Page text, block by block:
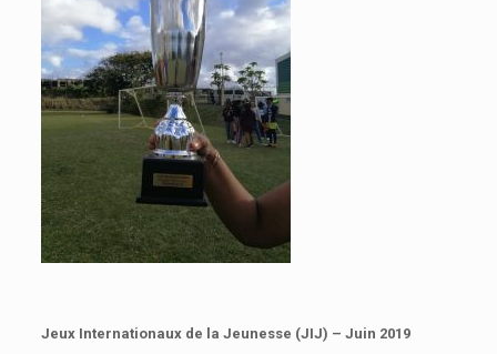
Jeux Internationaux de la Jeunesse (JIJ) – Juin 2019